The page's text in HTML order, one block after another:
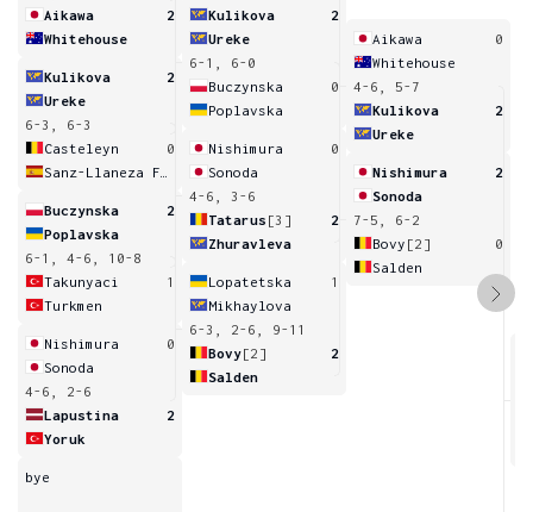
Aikawa
2
Whitehouse
Kulikova
2
Ureke
6-3, 6-3
Casteleyn
0
Buczynska
2
Poplavska
6-1, 4-6, 10-8
Takunyaci
1
Turkmen
Nishimura
0
Sonoda
4-6, 2-6
Lapustina
2
Yoruk
bye
Kulikova
2
Ureke
6-1, 6-0
Buczynska
0
Poplavska
Nishimura
0
Sonoda
4-6, 3-6
Tatarus [3]
2
Zhuravleva
Lopatetska
1
Mikhaylova
6-3, 2-6, 9-11
Bovy[2]
2
Salden
Aikawa
0
Whitehouse
4-6, 5-7
Kulikova
2
Ureke
Nishimura
2
Sonoda
7-5, 6-2
Bovy [2]
0
Salden